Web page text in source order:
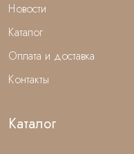
Новости
Каталог
Оплата и доставка
Контакты
Каталог